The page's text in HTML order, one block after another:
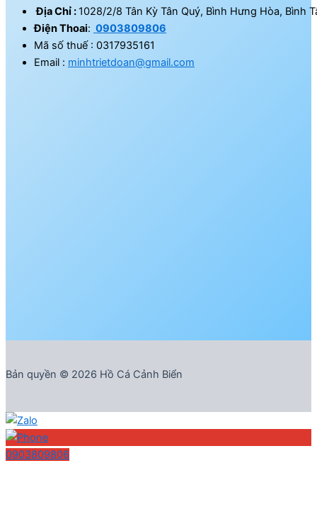
Địa Chỉ :1028/2/8 Tân Kỳ Tân Quý, Bình Hưng Hòa, Bình
Điện Thoai: 0903809806
Mã số thuế : 0317935161
Email : minhtrietdoan@gmail.com
Bản quyền © 2026 Hồ Cá Cảnh Biển
0903809806